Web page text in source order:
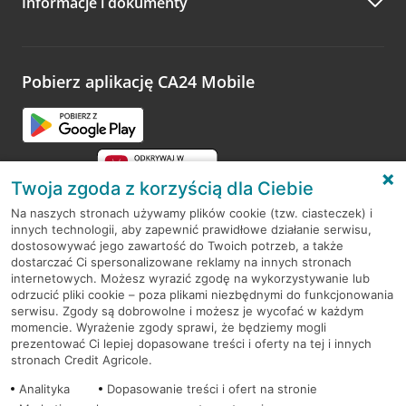
Zachęcamy do podzielenia się z nami opinią o wizycie.
opinie.
Pobierz aplikację CA24 Mobile
RODO
Regulamin serwisu
Mapa serwisu
PolitykaCookies
Twoja zgoda z korzyścią dla Ciebie
Na naszych stronach używamy plików cookie (tzw. ciasteczek) i
innych technologii, aby zapewnić prawidłowe działanie serwisu,
dostosowywać jego zawartość do Twoich potrzeb, a także
dostarczać Ci spersonalizowane reklamy na innych stronach
internetowych. Możesz wyrazić zgodę na wykorzystywanie lub
odrzucić pliki cookie – poza plikami niezbędnymi do funkcjonowania
serwisu. Zgody są dobrowolne i możesz je wycofać w każdym
momencie. Wyrażenie zgody sprawi, że będziemy mogli
prezentować Ci lepiej dopasowane treści i oferty na tej i innych
stronach Credit Agricole.
Analityka
Dopasowanie treści i ofert na stronie